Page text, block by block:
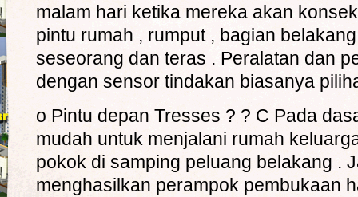
malam hari ketika mereka akan
pintu rumah , rumput , bagian
seseorang dan teras . Peralatan dan
dengan sensor tindakan biasanya
o Pintu depan Tresses ? ? C Pada
mudah untuk menjalani rumah
pokok di samping peluang belakang .
menghasilkan perampok pembukaan